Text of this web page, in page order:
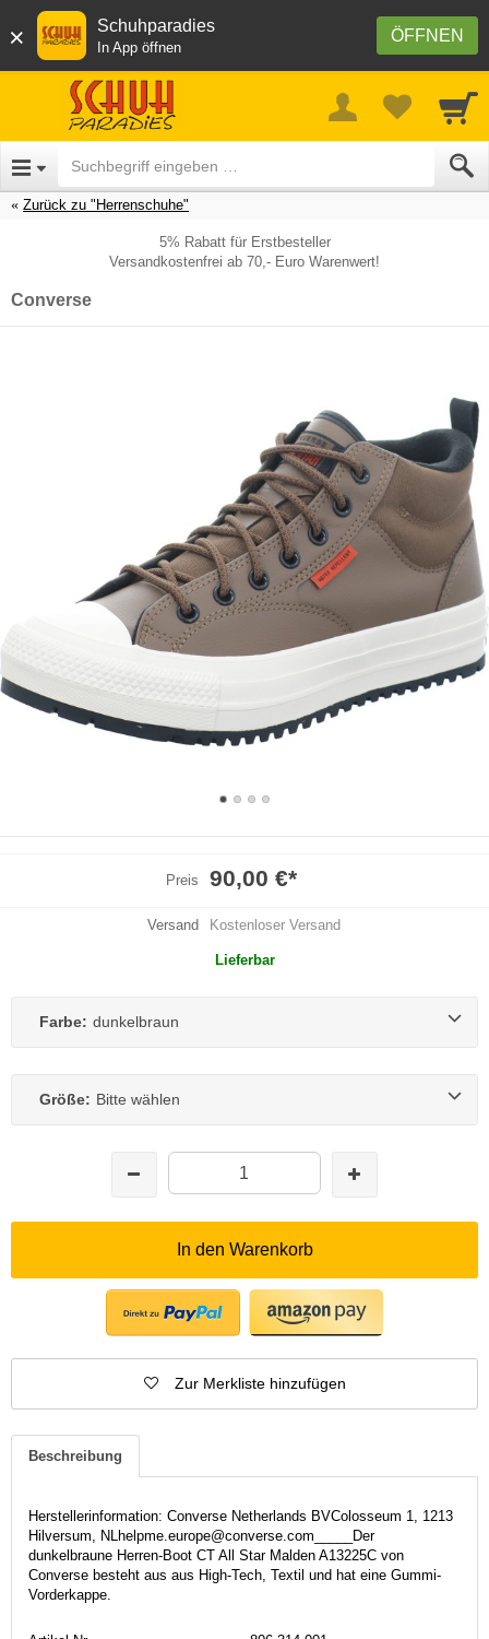
× ÖFFNEN
Schuhparadies
In App öffnen
Zurück zu "Herrenschuhe"
5% Rabatt für Erstbesteller
Versandkostenfrei ab 70,- Euro Warenwert!
Converse
Preis 90,00 €*
Versand Kostenloser Versand
Lieferbar
Farbe: dunkelbraun
Größe: Bitte wählen
In den Warenkorb
Zur Merkliste hinzufügen
Beschreibung
Herstellerinformation: Converse Netherlands BVColosseum 1, 1213
Hilversum, NLhelpme.europe@converse.com_____Der
dunkelbraune Herren-Boot CT All Star Malden A13225C von
Converse besteht aus aus High-Tech, Textil und hat eine Gummi-
Vorderkappe.